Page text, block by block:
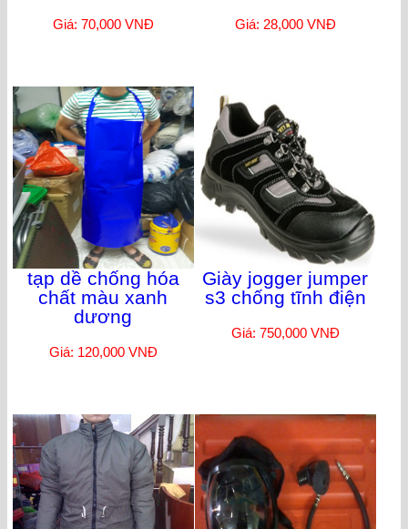
Giá: 70,000 VNĐ Giá: 28,000 VNĐ
tạp dề chống hóa
chất màu xanh
dương
Giá: 120,000 VNĐ
Giày jogger jumper
s3 chống tĩnh điện
Giá: 750,000 VNĐ